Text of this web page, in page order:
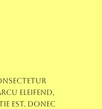
eleifend,
est. Donec